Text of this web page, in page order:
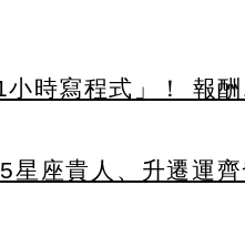
時寫程式」！ 報
星座貴人、升遷運